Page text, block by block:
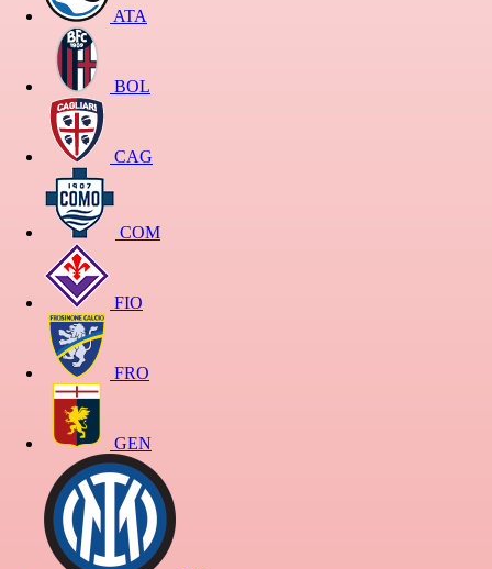
ATA
BOL
CAG
COM
FIO
FRO
GEN